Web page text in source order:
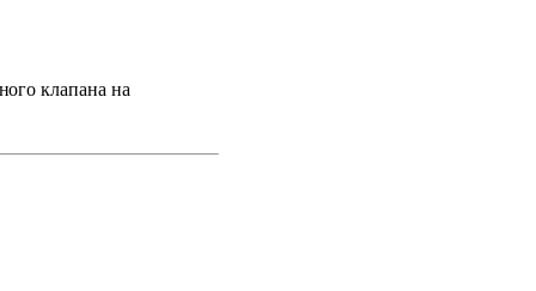
ого клапана на